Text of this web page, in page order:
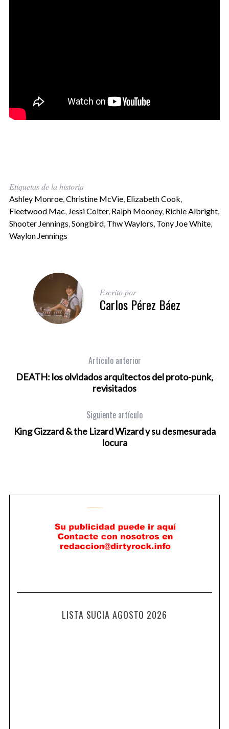
Etiquetas de la historia
Ashley Monroe,Christine McVie, Elizabeth Cook,
Fleetwood Mac, Jessi Colter, Ralph Mooney, Richie Albright,
Shooter Jennings,Songbird, Thw Waylors, Tony Joe White,
Waylon Jennings
Escrito por
Carlos Pérez Báez
Artículo anterior
DEATH: los olvidados arquitectos del proto-punk,
revisitados
Siguiente artículo
King Gizzard & the Lizard Wizard y su desmesurada
locura
LISTA SUCIA AGOSTO 2026